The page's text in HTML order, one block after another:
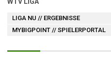
LIGA NU // ERGEBNISSE
MYBIGPOINT // SPIELERPORTAL